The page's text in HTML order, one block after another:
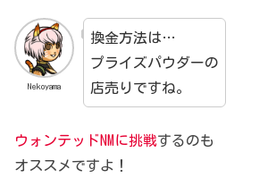
Nekoyama
換金方法は…
プライズパウダーの
店売りですね。
ウォンテッドNMに挑戦するのも
オススメですよ！